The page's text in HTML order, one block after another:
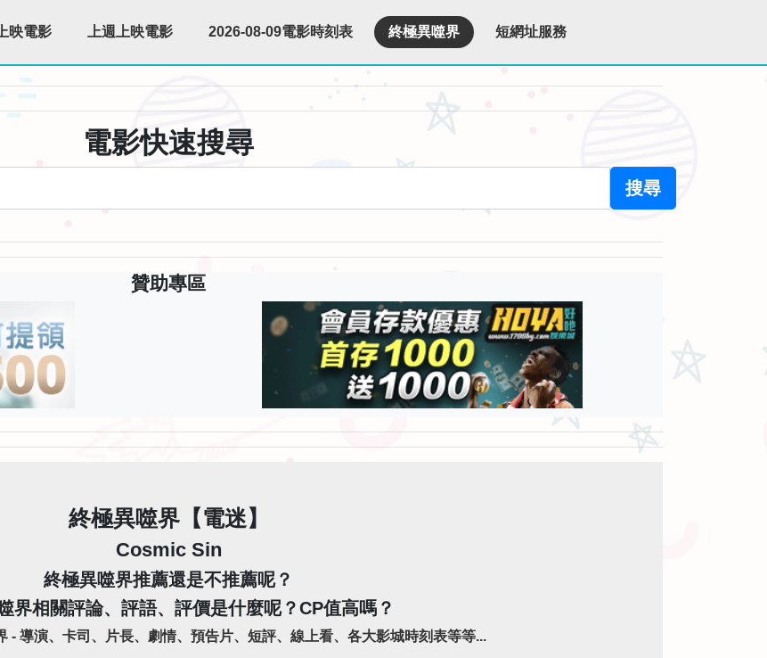
映電影 上週上映電影 2026-08-09電影時刻表 終極異噬界 短網址服務
電影快速搜尋
搜尋
贊助專區
終極異噬界【電迷】
Cosmic Sin
終極異噬界推薦還是不推薦呢？
界相關評論、評語、評價是什麼呢？CP值高嗎？
- 導演、卡司、片長、劇情、預告片、短評、線上看、各大影城時刻表等等...